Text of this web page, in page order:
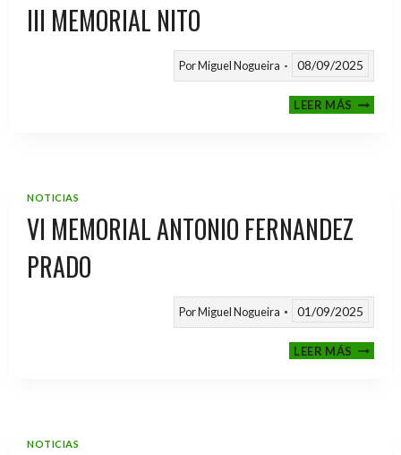
III MEMORIAL NITO
PorMiguel Nogueira 08/09/2025
LEER MÁSIII
NOTICIAS
VI MEMORIAL ANTONIO FERNANDEZ
PRADO
PorMiguel Nogueira 01/09/2025
LEER MÁSVI
NOTICIAS